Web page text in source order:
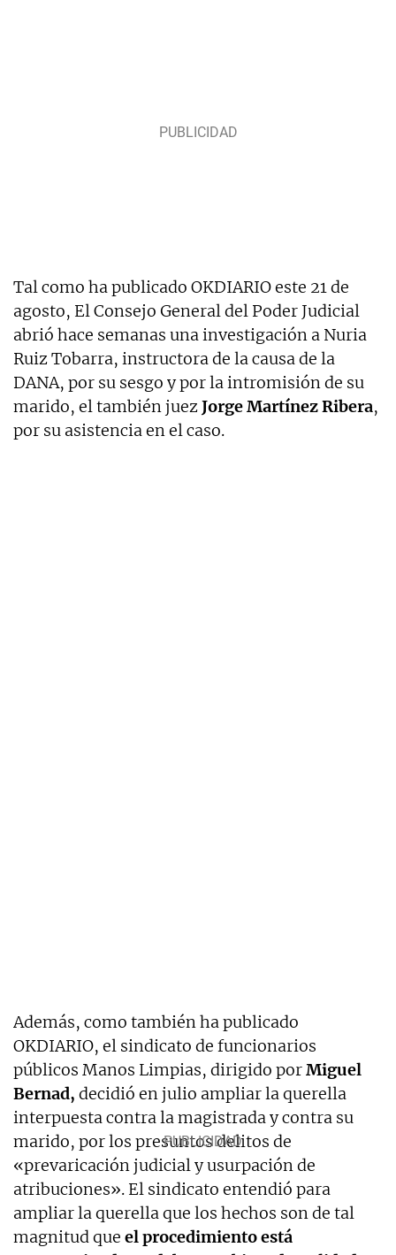
Tal como ha publicado OKDIARIO este 21 de
agosto, El Consejo General del Poder Judicial
abrió hace semanas una investigación a Nuria
Ruiz Tobarra, instructora de la causa de la
DANA, por su sesgo y por la intromisión de su
marido, el también juezJorge Martínez Ribera,
por su asistencia en el caso.
Además, como también ha publicado
OKDIARIO, el sindicato de funcionarios
públicos Manos Limpias, dirigido porMiguel
Bernad, decidió en julio ampliar la querella
interpuesta contra la magistrada y contra su
marido, por los presuntos delitos de
«prevaricación judicial y usurpación de
atribuciones». El sindicato entendió para
ampliar la querella que los hechos son de tal
magnitud que el procedimiento está